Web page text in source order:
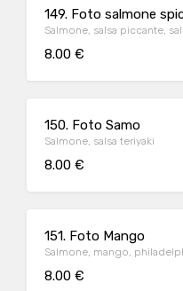
149. Foto salmone
Salmone, salsa piccante,
8.00 €
150. Foto Samo
Salmone, salsa teriyaki
8.00 €
151. Foto Mango
Salmone, mango,
8.00 €